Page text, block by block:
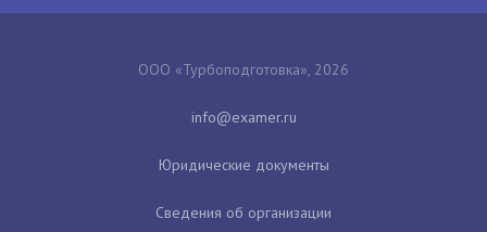
ООО «Турбоподготовка», 2026
Юридические документы
Сведения об организации